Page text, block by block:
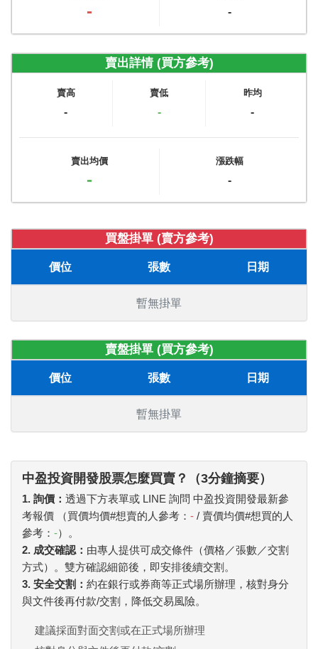
- -
賣出詳情 (買方參考)
賣高
-
賣低
-
昨均
-
賣出均價
-
漲跌幅
-
買盤掛單 (賣方參考)
價位 張數 日期
暫無掛單
賣盤掛單 (買方參考)
價位 張數 日期
暫無掛單
中盈投資開發股票怎麼買賣？（3分鐘摘要）
1. 詢價： 透過下方表單或 LINE 詢問 中盈投資開發最新參
考報價 （買價均價#想賣的人參考： - / 賣價均價#想買的人
參考： -）。
2. 成交確認： 由專人提供可成交條件（價格／張數／交割
方式）。雙方確認細節後，即安排後續交割。
3. 安全交割： 約在銀行或券商等正式場所辦理，核對身分
與文件後再付款/交割，降低交易風險。
建議採面對面交割或在正式場所辦理